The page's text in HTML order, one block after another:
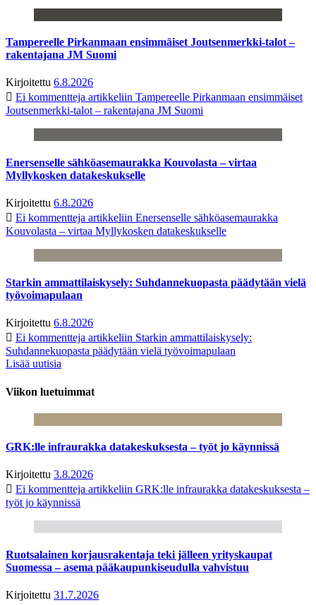
Tampereelle Pirkanmaan ensimmäiset Joutsenmerkki-talot –
rakentajana JM Suomi
Kirjoitettu 6.8.2026
Ei kommentteja artikkeliin Tampereelle Pirkanmaan ensimmäiset
Joutsenmerkki-talot – rakentajana JM Suomi
Enersenselle sähköasemaurakka Kouvolasta – virtaa
Myllykosken datakeskukselle
Kirjoitettu 6.8.2026
Ei kommentteja artikkeliin Enersenselle sähköasemaurakka
Kouvolasta – virtaa Myllykosken datakeskukselle
Starkin ammattilaiskysely: Suhdannekuopasta päädytään vielä
työvoimapulaan
Kirjoitettu 6.8.2026
Ei kommentteja artikkeliin Starkin ammattilaiskysely:
Suhdannekuopasta päädytään vielä työvoimapulaan
Lisää uutisia
Viikon luetuimmat
GRK:lle infraurakka datakeskuksesta – työt jo käynnissä
Kirjoitettu 3.8.2026
Ei kommentteja artikkeliin GRK:lle infraurakka datakeskuksesta –
työt jo käynnissä
Ruotsalainen korjausrakentaja teki jälleen yrityskaupat
Suomessa – asema pääkaupunkiseudulla vahvistuu
Kirjoitettu 31.7.2026